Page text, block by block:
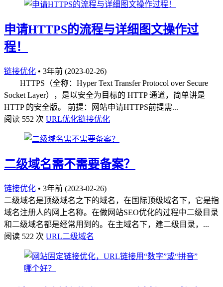
申请HTTPS的流程与详细图文操作过
程！
链接优化 • 3年前 (2023-02-26)
HTTPS（全称：Hyper Text Transfer Protocol over Secure
Socket Layer），是以安全为目标的 HTTP 通道，简单讲是
HTTP 的安全版。 前提：网站申请HTTPS前提需...
阅读 552 次 URL优化链接优化
二级域名需不需要备案？
链接优化 • 3年前 (2023-02-26)
二级域名是顶级域名之下的域名，在国际顶级域名下，它是指
域名注册人的网上名称。在做网站SEO优化的过程中二级目录
和二级域名都是经常用到的。在主域名下，建二级目录，...
阅读 522 次 URL二级域名